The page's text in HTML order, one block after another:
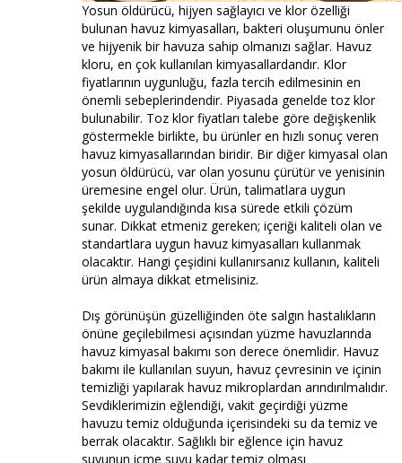
Yosun öldürücü, hijyen sağlayıcı ve klor özelliği
bulunan havuz kimyasalları, bakteri oluşumunu önler
ve hijyenik bir havuza sahip olmanızı sağlar. Havuz
kloru, en çok kullanılan kimyasallardandır. Klor
fiyatlarının uygunluğu, fazla tercih edilmesinin en
önemli sebeplerindendir. Piyasada genelde toz klor
bulunabilir. Toz klor fiyatları talebe göre değişkenlik
göstermekle birlikte, bu ürünler en hızlı sonuç veren
havuz kimyasallarından biridir. Bir diğer kimyasal olan
yosun öldürücü, var olan yosunu çürütür ve yenisinin
üremesine engel olur. Ürün, talimatlara uygun
şekilde uygulandığında kısa sürede etkili çözüm
sunar. Dikkat etmeniz gereken; içeriği kaliteli olan ve
standartlara uygun havuz kimyasalları kullanmak
olacaktır. Hangi çeşidini kullanırsanız kullanın, kaliteli
ürün almaya dikkat etmelisiniz.
Dış görünüşün güzelliğinden öte salgın hastalıkların
önüne geçilebilmesi açısından yüzme havuzlarında
havuz kimyasal bakımı son derece önemlidir. Havuz
bakımı ile kullanılan suyun, havuz çevresinin ve içinin
temizliği yapılarak havuz mikroplardan arındırılmalıdır.
Sevdiklerimizin eğlendiği, vakit geçirdiği yüzme
havuzu temiz olduğunda içerisindeki su da temiz ve
berrak olacaktır. Sağlıklı bir eğlence için havuz
suyunun içme suyu kadar temiz olması